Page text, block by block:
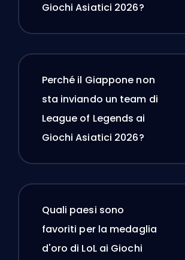
Giochi Asiatici 2026?
Perché il Giappone non
sta inviando un team di
League of Legends ai
Giochi Asiatici 2026?
Quali paesi sono
favoriti per la medaglia
d'oro di LoL ai Giochi